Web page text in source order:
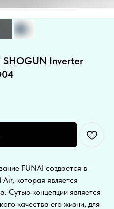
SHOGUN Inverter
FUNAI создается в
которая является
Сутью концепции является
качества его жизни, для